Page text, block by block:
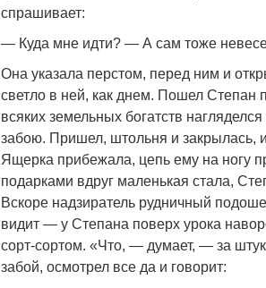
спрашивает:
— Куда мне идти? — А сам тоже
Она указала перстом, перед ним и
светло в ней, как днем. Пошел Степан
всяких земельных богатств
забою. Пришел, штольня и закрылась,
Ящерка прибежала, цепь ему на ногу
подарками вдруг маленькая стала,
Вскоре надзиратель рудничный
видит — у Степана поверх урока
сорт-сортом. «Что, — думает, — за
забой, осмотрел все да и говорит: